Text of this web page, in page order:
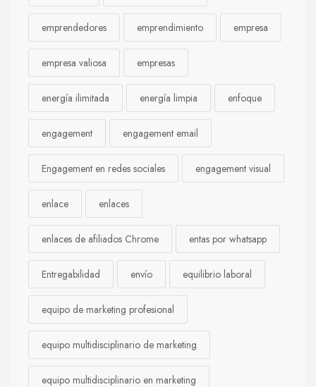
emprendedores emprendimiento empresa
empresa valiosa empresas
energía ilimitada energía limpia enfoque
engagement engagement email
Engagement en redes sociales engagement visual
enlace enlaces
enlaces de afiliados Chrome entas por whatsapp
Entregabilidad envío equilibrio laboral
equipo de marketing profesional
equipo multidisciplinario de marketing
equipo multidisciplinario en marketing